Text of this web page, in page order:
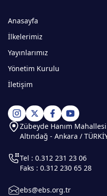
Anasayfa
İlkelerimiz
Yayınlarımız
Yönetim Kurulu
İletişim
Zübeyde Hanım
Altındağ - Ankara /
Tel : 0.312 231 23 06
Faks : 0.312 230 65 28
ebs@ebs.org.tr